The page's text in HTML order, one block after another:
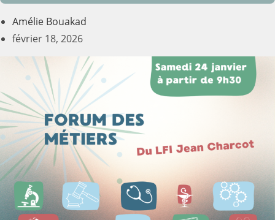
Amélie Bouakad
février 18, 2026